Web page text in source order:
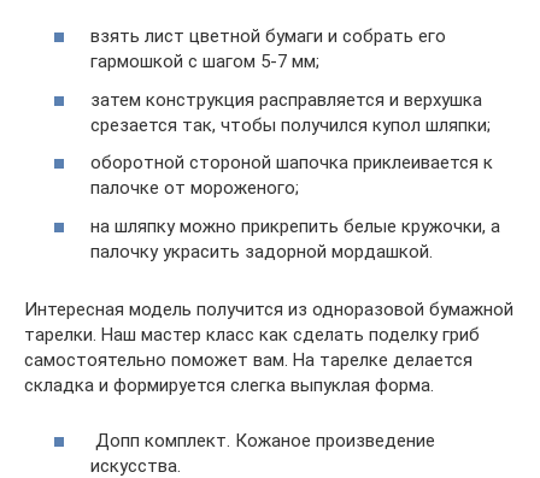
взять лист цветной бумаги и собрать его
гармошкой с шагом 5-7 мм;
затем конструкция расправляется и верхушка
срезается так, чтобы получился купол шляпки;
оборотной стороной шапочка приклеивается к
палочке от мороженого;
на шляпку можно прикрепить белые кружочки, а
палочку украсить задорной мордашкой.
Интересная модель получится из одноразовой бумажной
тарелки. Наш мастер класс как сделать поделку гриб
самостоятельно поможет вам. На тарелке делается
складка и формируется слегка выпуклая форма.
Допп комплект. Кожаное произведение
искусства.